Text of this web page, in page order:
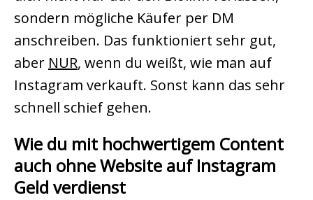
sondern mögliche Käufer per DM
anschreiben. Das funktioniert sehr gut,
aber NUR, wenn du weißt, wie man auf
Instagram verkauft. Sonst kann das sehr
schnell schief gehen.
Wie du mit hochwertigem Content
auch ohne Website auf Instagram
Geld verdienst